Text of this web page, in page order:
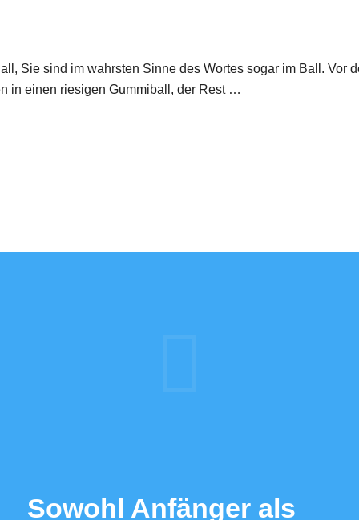
Sie sind im wahrsten Sinne des Wortes sogar im Ball. Vor
in einen riesigen Gummiball, der Rest …
Sowohl Anfänger als